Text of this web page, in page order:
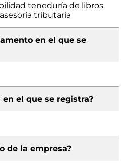
teneduría de libros
tributaria
en el que se
en el que se registra?
de la empresa?